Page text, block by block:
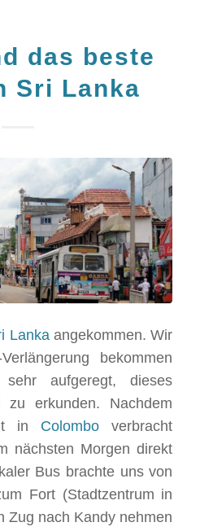
das beste
Sri Lanka
Lankaangekommen. Wir
bekommen
aufgeregt, dieses
zu erkunden. Nachdem
in Colombo verbracht
nächsten Morgen direkt
Bus brachte uns von
Fort (Stadtzentrum in
Zug nach Kandy nehmen